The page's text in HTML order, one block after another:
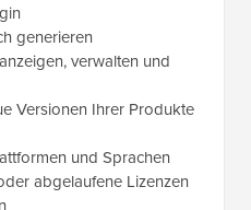
generieren
verwalten und
Versionen Ihrer Produkte
und Sprachen
abgelaufene Lizenzen